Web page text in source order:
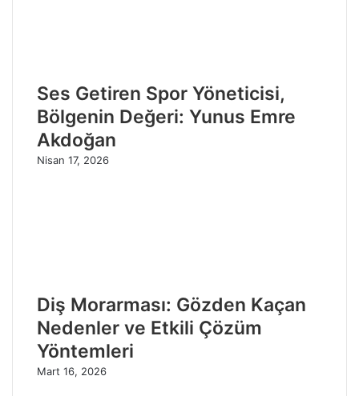
Ses Getiren Spor Yöneticisi,
Bölgenin Değeri: Yunus Emre
Akdoğan
Nisan 17, 2026
Diş Morarması: Gözden Kaçan
Nedenler ve Etkili Çözüm
Yöntemleri
Mart 16, 2026